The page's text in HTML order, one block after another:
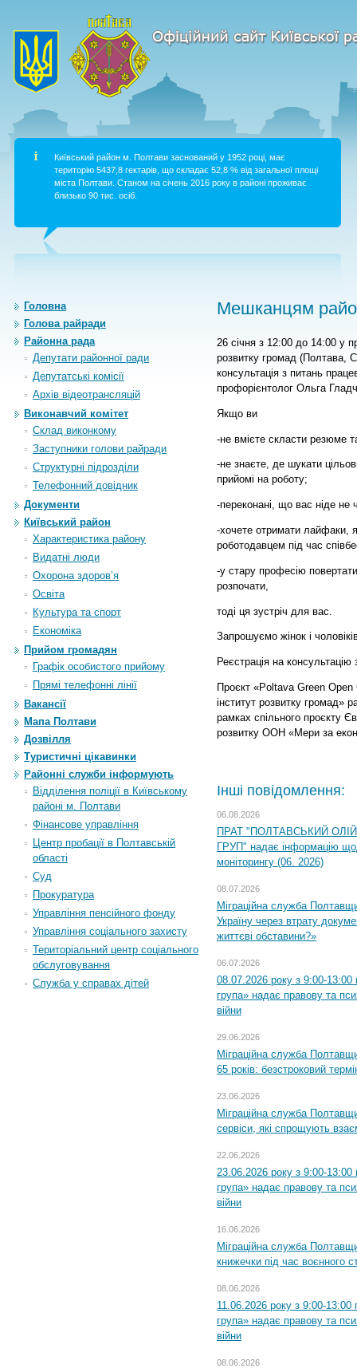
Київський район м. Полтави заснований у 1952 році, має
територію 5437,8 гектарів, що складає 52,8 % від загальної площі
міста Полтави. Станом на січень 2016 року в районі проживає
близько 90 тис. осіб.
Головна
Голова райради
Районна рада
Депутати районної ради
Депутатські комісії
Архiв вiдеотрансляцiй
Виконавчий комітет
Склад виконкому
Заступники голови райради
Структурні підрозділи
Телефонний довідник
Документи
Київський район
Характеристика району
Видатні люди
Охорона здоров’я
Освіта
Культура та спорт
Економіка
Прийом громадян
Графік особистого прийому
Прямі телефонні лінії
Вакансії
Мапа Полтави
Дозвілля
Туристичні цікавинки
Районні служби інформують
Відділення поліції в Київському
районі м. Полтави
Фінансове управління
Центр пробації в Полтавській
області
Суд
Прокуратура
Управління пенсійного фонду
Управління соціального захисту
Територіальний центр соціального
обслуговування
Служба у справах дітей
Мешканцям
26 січня з 12:00 до 14:00 у
розвитку громад (Полтава,
консультація з питань
профорієнтолог Ольга
Якщо ви
-не вмієте скласти резюме
-не знаєте, де шукати
прийомі на роботу;
-переконані, що вас ніде не
-хочете отримати лайфаки,
роботодавцем під час
-у стару професію
розпочати,
тоді ця зустріч для вас.
Запрошуємо жінок і
Реєстрація на
Проєкт «Poltava Green
інститут розвитку громад»
рамках спільного проєкту
розвитку ООН «Мери за
Інші повідомлення:
06.08.2026
ПРАТ "ПОЛТАВСЬКИЙ
ГРУП" надає інформацію
моніторингу (06. 2026)
08.07.2026
Міграційна служба
Україну через втрату
життєві обставини?»
06.07.2026
08.07.2026 року з 9:00-13:00
група» надає правову та
війни
29.06.2026
Міграційна служба
65 років: безстроковий
23.06.2026
Міграційна служба
сервіси, які спрощують
22.06.2026
23.06.2026 року з 9:00-13:00
група» надає правову та
війни
16.06.2026
Міграційна служба
книжечки під час воєнного
08.06.2026
11.06.2026 року з 9:00-13:00
група» надає правову та
війни
08.06.2026